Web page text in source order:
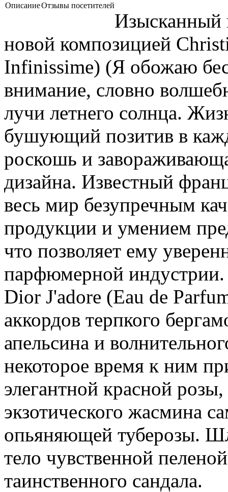
ОписаниеОтзывы посетителей
Изысканный
новой композицией
Infinissime) (Я обожаю
внимание, словно
лучи летнего солнца.
бушующий позитив в
роскошь и
дизайна. Известный
весь мир безупречным
продукции и умением
что позволяет ему
парфюмерной индустрии.
Dior J'adore (Eau de
аккордов терпкого
апельсина и
некоторое время к ним
элегантной красной
экзотического жасмина
опьяняющей туберозы.
тело чувственной
таинственного сандала.